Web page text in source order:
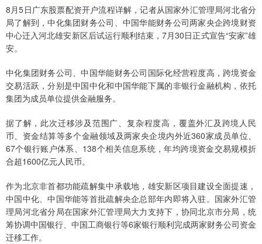
8月5日广东股票配资开户流程详解，记者从国家外汇管理局河北省分
局了解到，中化集团财务公司、中国华能财务公司两家央企跨境财资
中心迁入河北雄安新区后试运行顺利结束，7月30日正式宣告“安家”雄
安。
中化集团财务公司、中国华能财务公司国际化经营程度高，跨境资金
交易活跃，分别是中国中化和中国华能下属的非银行金融机构，依托
集团为成员单位提供金融服务。
据了解，此次迁移涉及范围广、复杂程度高，覆盖外汇及跨境人民
币、资金结算等多个金融领域及两家央企境内外近360家成员单位、
67个银行账户体系、138个相关信息系统，年均跨境资金交易规模折
合超1600亿元人民币。
作为北京非首都功能疏解集中承载地，雄安新区项目建设全面提速，
中国中化、中国华能等首批疏解央企总部年内即将入驻。国家外汇管
理局河北省分局在国家外汇管理局大力支持下，协同北京市分局，统
筹协调中国银行、中国工商银行等6家银行顺利完成两家财务公司资金
迁移工作。